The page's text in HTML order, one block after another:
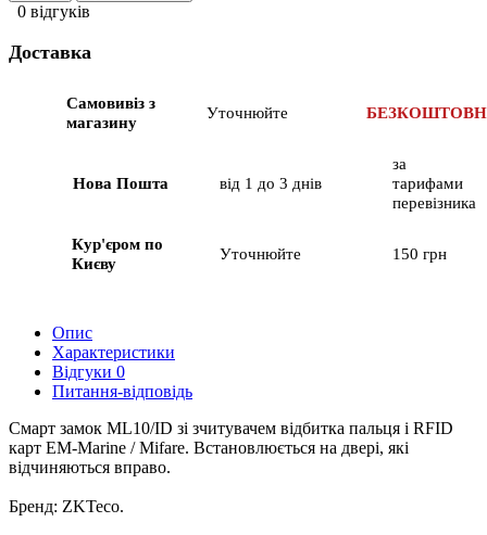
0 відгуків
Доставка
Самовивіз з
магазину
Уточнюйте
Нова Пошта від 1 до 3 днів
за
тарифами
перевізника
Кур'єром по
Києву
Уточнюйте 150 грн
Опис
Характеристики
Відгуки 0
Питання-відповідь
Смарт замок ML10/ID зі зчитувачем відбитка пальця і RFID
карт EM-Marine / Mifare. Встановлюється на двері, які
відчиняються вправо.
Бренд: ZKTeco.